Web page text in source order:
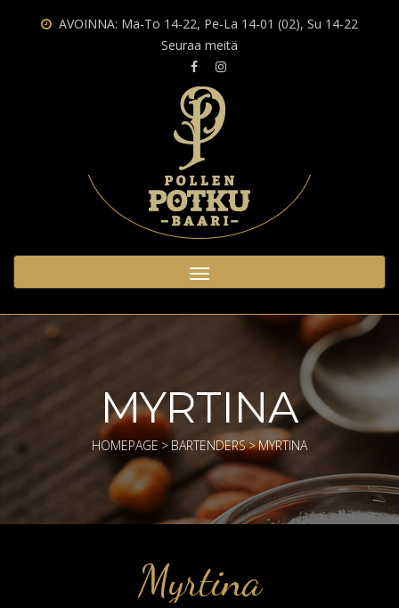
AVOINNA: Ma-To 14-22, Pe-La 14-01 (02), Su 14-22
Seuraa meitä
Toggle
navigation
MYRTINA
HOMEPAGE> BARTENDERS>MYRTINA
Myrtina